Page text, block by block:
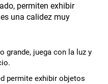
permiten exhibir
una calidez muy
grande, juega con la luz y
permite exhibir objetos